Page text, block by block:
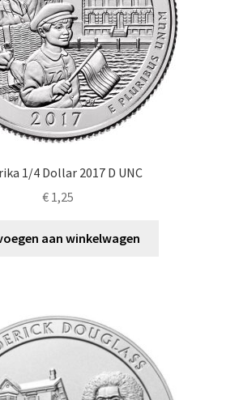
1/4 Dollar 2017 D UNC
€1,25
aan winkelwagen